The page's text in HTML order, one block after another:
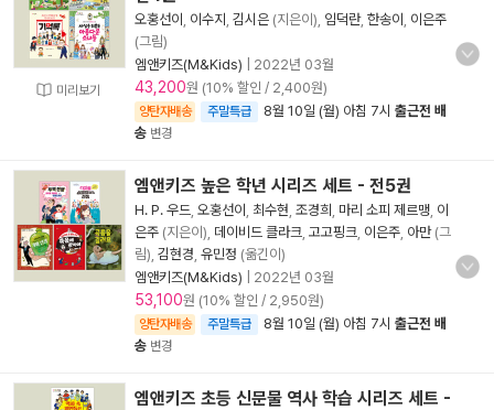
미리보기
오홍선이 이수지 김시은 (지은이), 임덕란, 한송이
이은주
(그림)
엠앤키즈(M&Kids)
2022년 03월
43,200원 (10% 할인 / 2,400원)
양탄자배송 주말특급 8월 10일 (월) 아침 7시 출근전 배
송 변경
엠앤키즈 높은 학년 시리즈 세트 - 전5권
H. P. 우드 오홍선이 최수현 조경희 마리 소피 제르맹 이
은주 (지은이), 데이비드 클라크 고고핑크 이은주 아만(그
림), 김현경 유민정 (옮긴이)
엠앤키즈(M&Kids)
2022년 03월
53,100원 (10% 할인 / 2,950원)
양탄자배송 주말특급 8월 10일 (월) 아침 7시 출근전 배
송 변경
엠앤키즈 초등 신문물 역사 학습 시리즈 세트 -